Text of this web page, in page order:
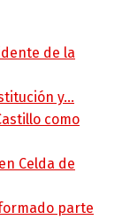
de la
y…
como
Celda de
parte